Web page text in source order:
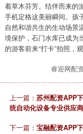
着草木芬芳。结伴而来的
手机定格这美丽瞬间。孩
自然和谐共生的生动场景
境保护，石门水库已成为
的游客前来“打卡”拍照，
睿迎网配
上一篇： 苏州配资APP
统自动化设备专业供应
下一篇： 宝融配资APP